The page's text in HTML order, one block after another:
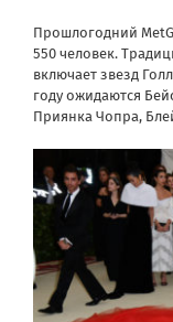
Прошлогодний
550 человек.
включает звезд
году ожидаются
Приянка Чопра,